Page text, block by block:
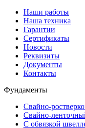
Наши работы
Наша техника
Гарантии
Сертификаты
Новости
Реквизиты
Документы
Контакты
Фундаменты
Свайно-
Свайно-
С обвязкой